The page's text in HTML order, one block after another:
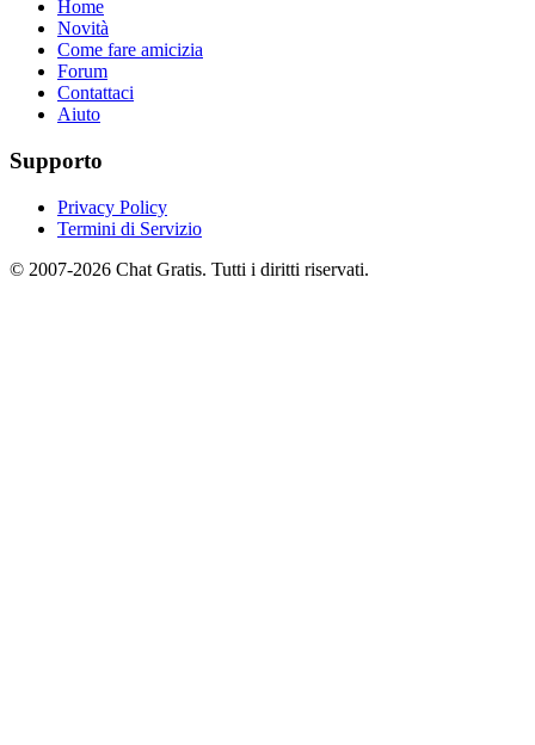
Home
Novità
Come fare amicizia
Forum
Contattaci
Aiuto
Supporto
Privacy Policy
Termini di Servizio
© 2007-2026 Chat Gratis. Tutti i diritti riservati.